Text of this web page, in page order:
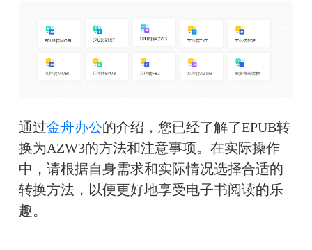
通过金舟办公的介绍，您已经了解了EPUB转
换为AZW3的方法和注意事项。在实际操作
中，请根据自身需求和实际情况选择合适的
转换方法，以便更好地享受电子书阅读的乐
趣。